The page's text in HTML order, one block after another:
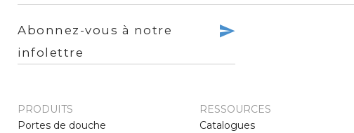
Abonnez-vous à notre
infolettre
PRODUITS
Portes de douche
RESSOURCES
Catalogues